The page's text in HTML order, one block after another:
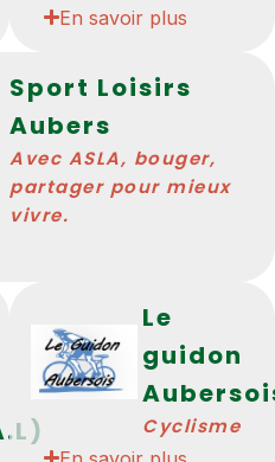
En savoir plus
Sport Loisirs
Aubers
Avec ASLA, bouger,
partager pour mieux
vivre.
Le
guidon
Cyclisme